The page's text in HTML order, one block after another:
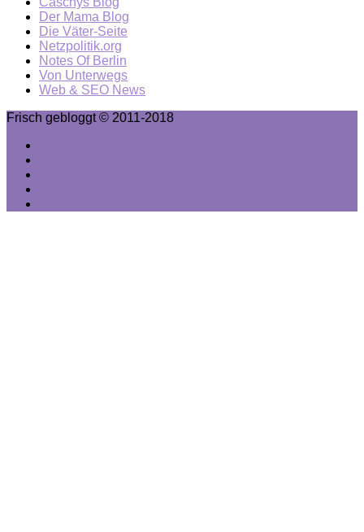
Der Mama Blog
Die Väter-Seite
Netzpolitik.org
Notes Of Berlin
Von Unterwegs
Web & SEO News
Frisch gebloggt © 2011-2018